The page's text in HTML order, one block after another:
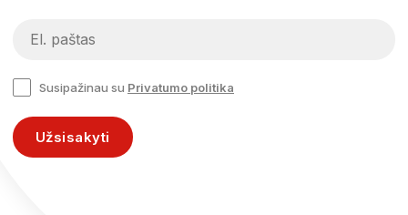
Susipažinau su Privatumo politika
Užsisakyti